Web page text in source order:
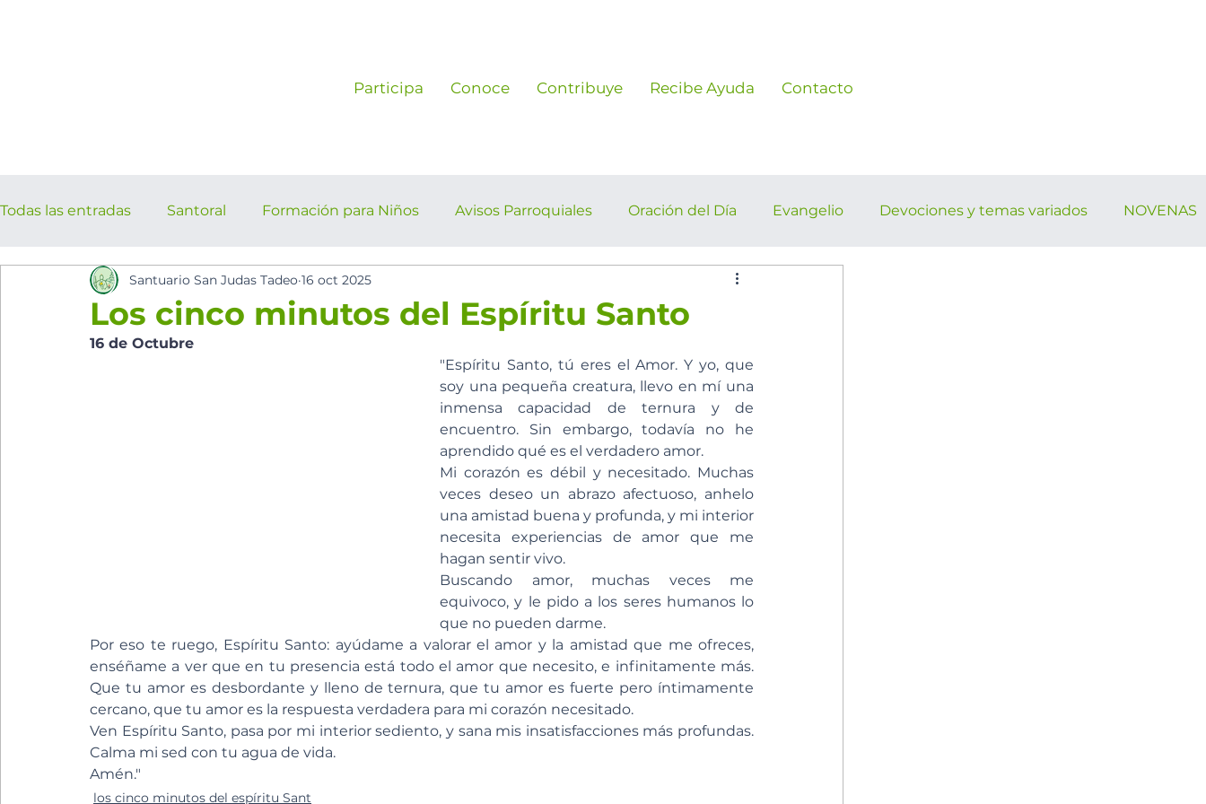
Participa Conoce Contribuye Recibe Ayuda Contacto
Todas las entradas Santoral Formación para Niños Avisos Parroquiales Oración del Día Evangelio Devociones y temas variados NOVENAS
los cinco minutos del espíritu Sant Eventos Parroquiales
Los cinco minutos del Espíritu Santo
Santuario San Judas Tadeo 16 oct 2025
16 de Octubre
"Espíritu Santo, tú eres el Amor. Y yo, que
soy una pequeña creatura, llevo en mí una
inmensa capacidad de ternura y de
encuentro. Sin embargo, todavía no he
aprendido qué es el verdadero amor.
Mi corazón es débil y necesitado. Muchas
veces deseo un abrazo afectuoso, anhelo
una amistad buena y profunda, y mi interior
necesita experiencias de amor que me
hagan sentir vivo.
Buscando amor, muchas veces me
equivoco, y le pido a los seres humanos lo
que no pueden darme.
Por eso te ruego, Espíritu Santo: ayúdame a valorar el amor y la amistad que me ofreces,
enséñame a ver que en tu presencia está todo el amor que necesito, e infinitamente más.
Que tu amor es desbordante y lleno de ternura, que tu amor es fuerte pero íntimamente
cercano, que tu amor es la respuesta verdadera para mi corazón necesitado.
Ven Espíritu Santo, pasa por mi interior sediento, y sana mis insatisfacciones más profundas.
Calma mi sed con tu agua de vida.
Amén."
los cinco minutos del espíritu Sant